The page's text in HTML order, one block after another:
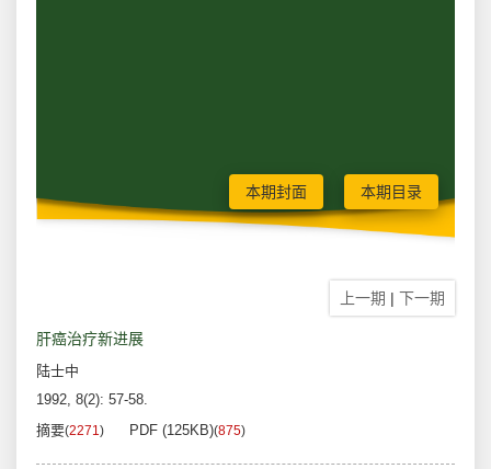
本期封面 本期目录
上一期 | 下一期
肝癌治疗新进展
陆士中
1992, 8(2): 57-58.
摘要(2271) PDF (125KB)(875)